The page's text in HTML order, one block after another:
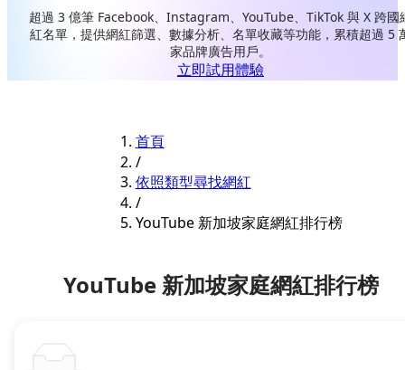
超過 3 億筆 Facebook、Instagram、YouTube、TikTok 與 X 跨國
紅名單，提供網紅篩選、數據分析、名單收藏等功能，累積超過 5
家品牌廣告用戶。
立即試用體驗
首頁
/
依照類型尋找網紅
/
YouTube 新加坡家庭網紅排行榜
YouTube 新加坡家庭網紅排行榜